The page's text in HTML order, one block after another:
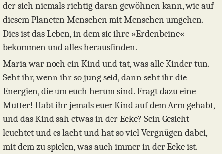
der sich niemals richtig daran gewöhnen kann, wie auf
diesem Planeten Menschen mit Menschen umgehen.
Dies ist das Leben, in dem sie ihre »Erdenbeine«
bekommen und alles herausfinden.
Maria war noch ein Kind und tat, was alle Kinder tun.
Seht ihr, wenn ihr so jung seid, dann seht ihr die
Energien, die um euch herum sind. Fragt dazu eine
Mutter! Habt ihr jemals euer Kind auf dem Arm gehabt,
und das Kind sah etwas in der Ecke? Sein Gesicht
leuchtet und es lacht und hat so viel Vergnügen dabei,
mit dem zu spielen, was auch immer in der Ecke ist.